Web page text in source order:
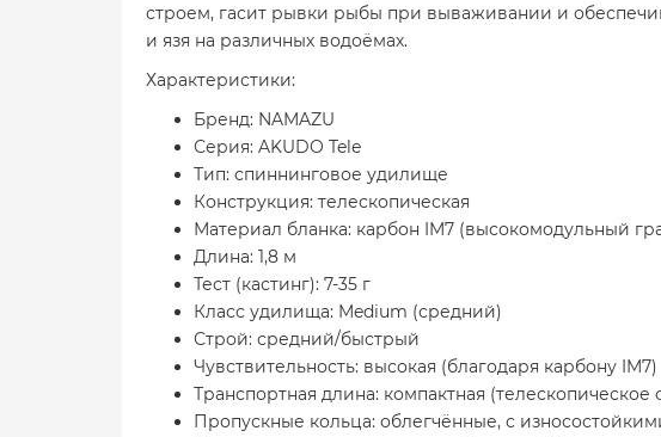
строем, гасит рывки рыбы при вываживании и
и язя на различных водоёмах.
Характеристики:
Бренд: NAMAZU
Серия: AKUDO Tele
Тип: спиннинговое удилище
Конструкция: телескопическая
Материал бланка: карбон IM7 (высокомодульный
Длина: 1,8 м
Тест (кастинг): 7-35 г
Класс удилища: Medium (средний)
Строй: средний/быстрый
Чувствительность: высокая (благодаря карбону IM7)
Транспортная длина: компактная (телескопическое
Пропускные кольца: облегчённые, с